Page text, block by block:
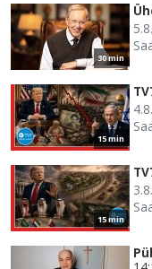
30 min
15 min
15 min